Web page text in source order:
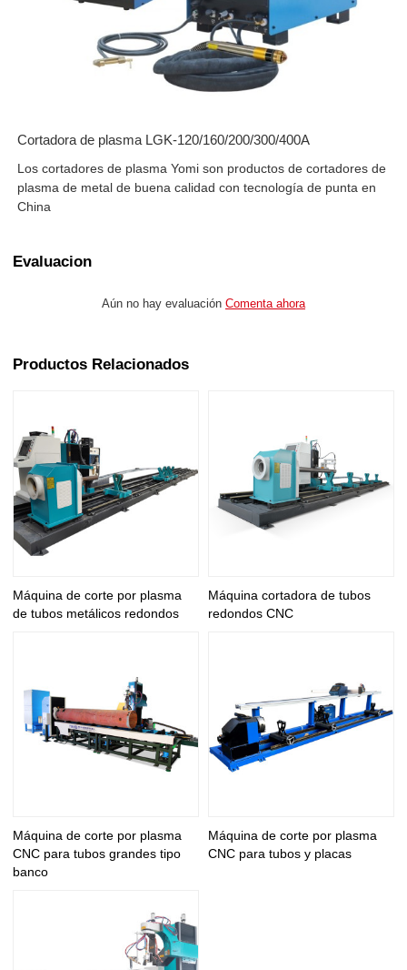
Cortadora de plasma LGK-120/160/200/300/400A
Los cortadores de plasma Yomi son productos de cortadores de
plasma de metal de buena calidad con tecnología de punta en
China
Evaluacion
Aún no hay evaluación Comenta ahora
Productos Relacionados
Máquina de corte por plasma
de tubos metálicos redondos
Máquina cortadora de tubos
redondos CNC
Máquina de corte por plasma
CNC para tubos grandes tipo
banco
Máquina de corte por plasma
CNC para tubos y placas